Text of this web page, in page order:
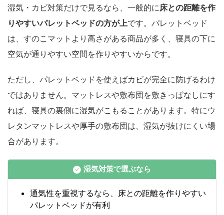
湿気・カビ対策だけで見るなら、一般的に床との距離を作
りやすいパレットベッドの方が上です。パレットベッド
は、すのこマットより高さがある商品が多く、寝具の下に
空気が通りやすい空間を作りやすいからです。
ただし、パレットベッドを使えばカビが完全に防げるわけ
ではありません。マットレスや敷布団を敷きっぱなしにす
れば、寝具の裏側に湿気がこもることがあります。特にウ
レタンマットレスや厚手の敷布団は、湿気が抜けにくい場
合があります。
湿気対策で選ぶなら
通気性を重視するなら、床との距離を作りやすい
パレットベッドが有利